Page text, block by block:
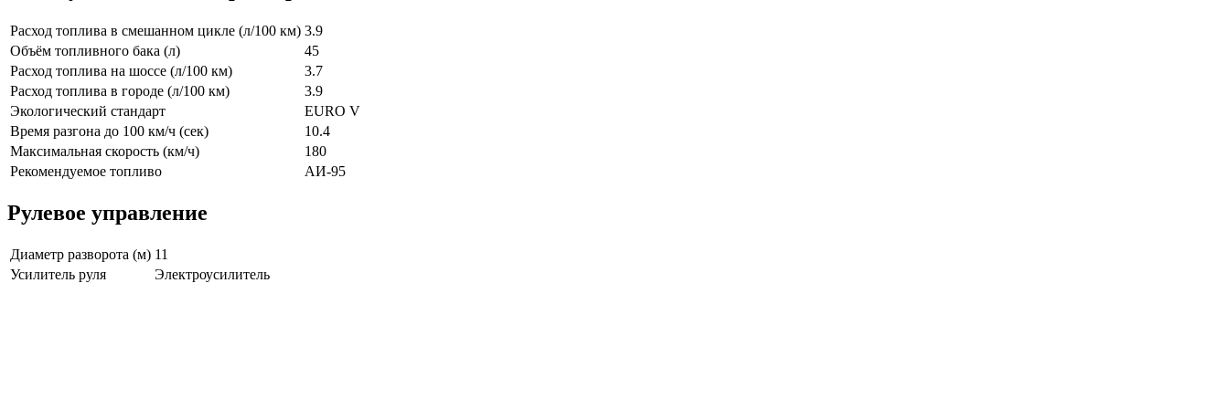
Расход топлива в смешанном цикле (л/100 км) 3.9
Объём топливного бака (л)
45
Расход топлива на шоссе (л/100 км)
3.7
Расход топлива в городе (л/100 км)
3.9
Экологический стандарт
EURO V
Время разгона до 100 км/ч (сек)
10.4
Максимальная скорость (км/ч)
180
Рекомендуемое топливо
АИ-95
Рулевое управление
Диаметр разворота (м) 11
Усилитель руля
Электроусилитель